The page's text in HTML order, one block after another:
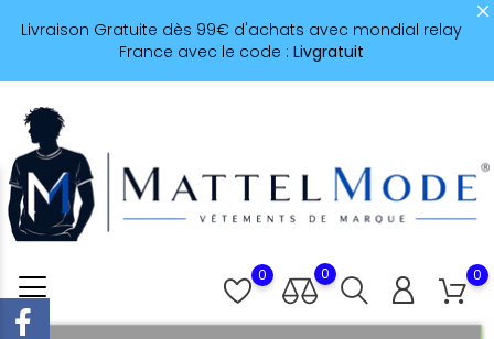
Livraison Gratuite dès 99€ d'achats avec mondial relay
France avec le code : Livgratuit
0
0
0